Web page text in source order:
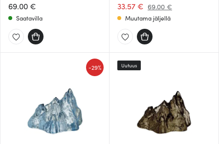
69.00 €
Saatavilla
33.57 € 69.00 €
Muutama jäljellä
-29% Uutuus